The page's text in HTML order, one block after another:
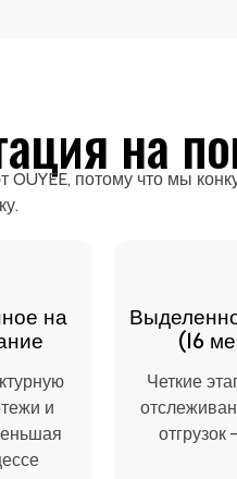
на
потому что мы
на
и
(16
Четкие